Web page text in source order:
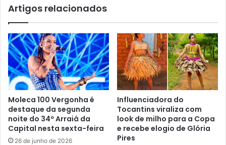
Artigos relacionados
Moleca 100 Vergonha é
destaque da segunda
noite do 34º Arraiá da
Capital nesta sexta-feira
26 de junho de 2026
Influenciadora do
Tocantins viraliza com
look de milho para a Copa
e recebe elogio de Glória
Pires